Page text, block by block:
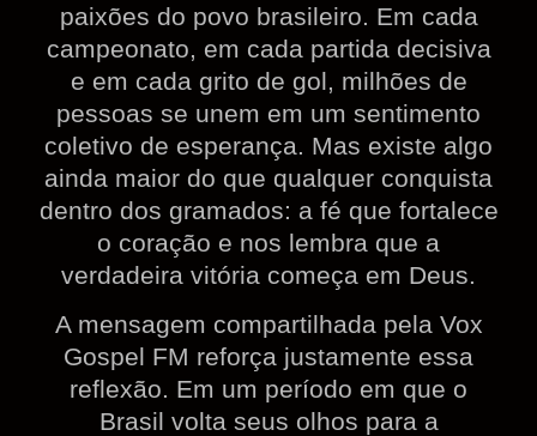
paixões do povo brasileiro. Em cada
campeonato, em cada partida decisiva
e em cada grito de gol, milhões de
pessoas se unem em um sentimento
coletivo de esperança. Mas existe algo
ainda maior do que qualquer conquista
dentro dos gramados: a fé que fortalece
o coração e nos lembra que a
verdadeira vitória começa em Deus.
A mensagem compartilhada pela Vox
Gospel FM reforça justamente essa
reflexão. Em um período em que o
Brasil volta seus olhos para a